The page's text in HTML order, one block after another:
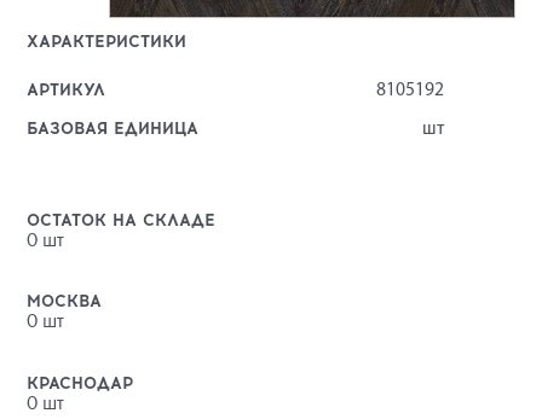
ХАРАКТЕРИСТИКИ
АРТИКУЛ
8105192
БАЗОВАЯ ЕДИНИЦА
шт
ОСТАТОК НА СКЛАДЕ
0шт
МОСКВА
0шт
КРАСНОДАР
0шт